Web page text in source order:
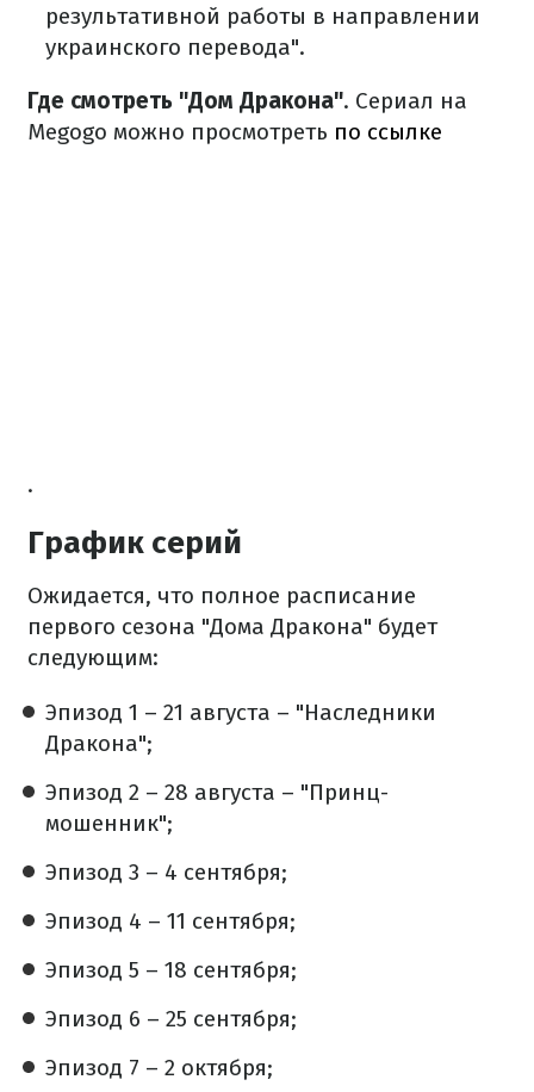
результативной работы в направлении
украинского перевода".
Где смотреть "Дом Дракона". Сериал на
Megogo можно просмотреть по ссылке
.
График серий
Ожидается, что полное расписание
первого сезона "Дома Дракона" будет
следующим:
Эпизод 1 – 21 августа – "Наследники
Дракона";
Эпизод 2 – 28 августа – "Принц-
мошенник";
Эпизод 3 – 4 сентября;
Эпизод 4 – 11 сентября;
Эпизод 5 – 18 сентября;
Эпизод 6 – 25 сентября;
Эпизод 7 – 2 октября;